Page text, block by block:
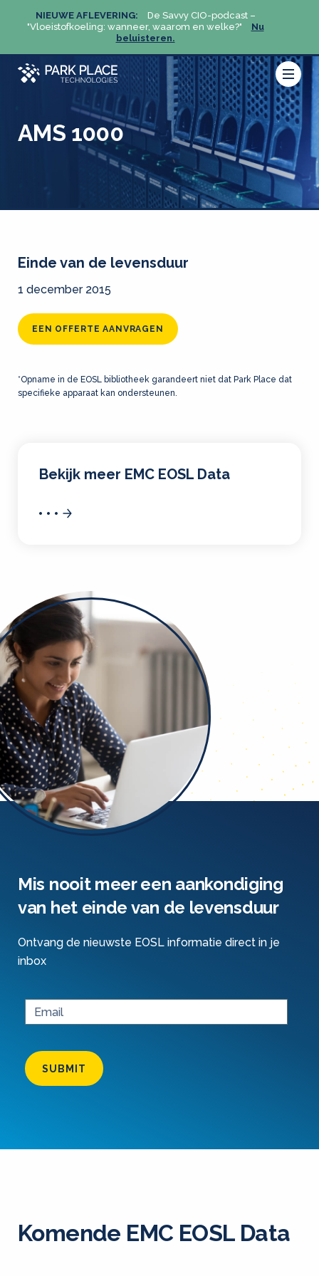
NIEUWE AFLEVERING:
De Savvy CIO-podcast –
"Vloeistofkoeling: wanneer, waarom en welke?"
Nu
beluisteren.
AMS 1000
Einde van de levensduur
1 december 2015
EEN OFFERTE AANVRAGEN
*Opname in de EOSL bibliotheek garandeert niet dat Park Place dat
specifieke apparaat kan ondersteunen.
Bekijk meer EMC EOSL Data
Mis nooit meer een aankondiging
van het einde van de levensduur
Ontvang de nieuwste EOSL informatie direct in je
inbox
SUBMIT
Komende EMC EOSL Data